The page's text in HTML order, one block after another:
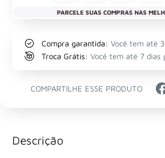
PARCELE SUAS COMPRAS NAS
Compra garantida: Você tem até
Troca Grátis: Você tem até 7
COMPARTILHE ESSE PRODUTO
Descrição